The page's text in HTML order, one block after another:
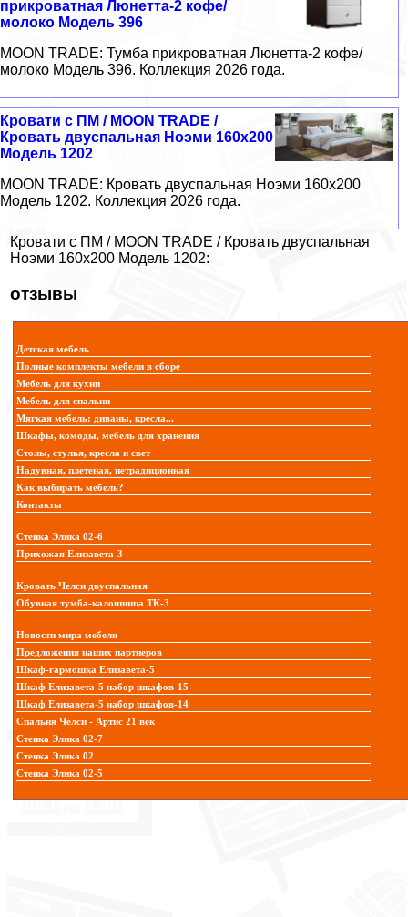
прикроватная Люнетта-2 кофе/
молоко Модель 396
MOON TRADE: Тумба прикроватная Люнетта-2 кофе/
молоко Модель 396. Коллекция 2026 года.
Кровати с ПМ / MOON TRADE /
Кровать двуспальная Ноэми 160х200
Модель 1202
MOON TRADE: Кровать двуспальная Ноэми 160х200
Модель 1202. Коллекция 2026 года.
Кровати с ПМ / MOON TRADE / Кровать двуспальная
Ноэми 160х200 Модель 1202:
отзывы
Детская мебель
Полные комплекты мебели в сборе
Мебель для кухни
Мебель для спальни
Мягкая мебель: диваны, кресла...
Шкафы, комоды, мебель для хранения
Столы, стулья, кресла и свет
Надувная, плетеная, нетрадиционная
Как выбирать мебель?
Контакты
Стенка Элика 02-6
Прихожая Елизавета-3
Кровать Челси двуспальная
Обувная тумба-калошница ТК-3
Новости мира мебели
Предложения наших партнеров
Шкаф-гармошка Елизавета-5
Шкаф Елизавета-5 набор шкафов-15
Шкаф Елизавета-5 набор шкафов-14
Спальня Челси - Артис 21 век
Стенка Элика 02-7
Стенка Элика 02
Стенка Элика 02-5